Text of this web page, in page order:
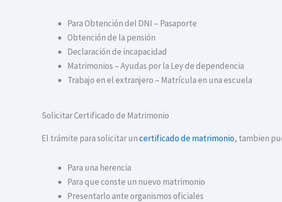
Para Obtención del DNI – Pasaporte
Obtención de la pensión
Declaración de incapacidad
Matrimonios – Ayudas por la Ley de dependencia
Trabajo en el extranjero – Matrícula en una escuela
Solicitar Certificado de Matrimonio
El trámite para solicitar uncertificado de matrimonio, tambien
Para una herencia
Para que conste un nuevo matrimonio
Presentarlo ante organismos oficiales